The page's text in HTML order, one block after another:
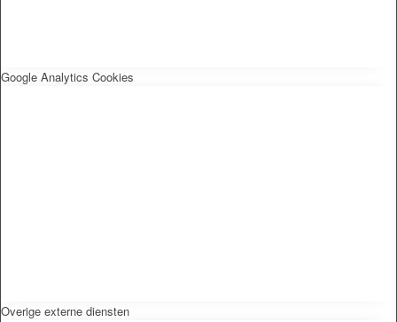
Google Analytics Cookies
Overige externe diensten